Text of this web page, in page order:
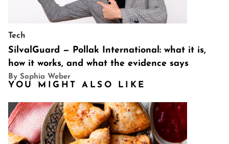
Tech
SilvalGuard — Pollak International: what it is,
how it works, and what the evidence says
By Sophia Weber
YOU MIGHT ALSO LIKE